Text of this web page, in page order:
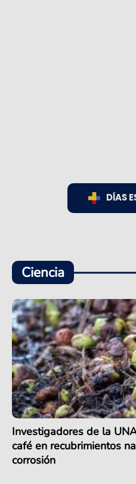
DÍAS
Ciencia
Investigadores de la
café en recubrimientos
corrosión